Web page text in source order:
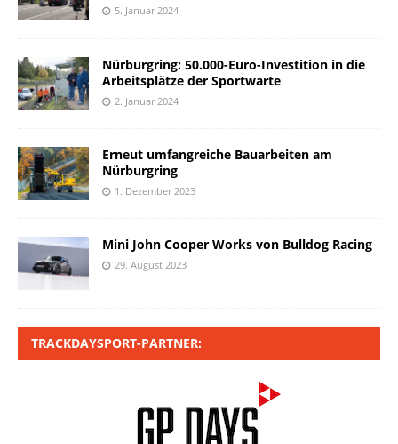
5. Januar 2024
Nürburgring: 50.000-Euro-Investition in die
Arbeitsplätze der Sportwarte
2. Januar 2024
Erneut umfangreiche Bauarbeiten am
Nürburgring
1. Dezember 2023
Mini John Cooper Works von Bulldog Racing
29. August 2023
TRACKDAYSPORT-PARTNER: